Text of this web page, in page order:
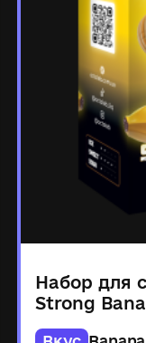
Набор для
Strong